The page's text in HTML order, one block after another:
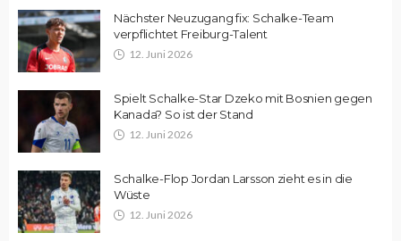
Nächster Neuzugang fix: Schalke-Team
verpflichtet Freiburg-Talent
12. Juni 2026
Spielt Schalke-Star Dzeko mit Bosnien gegen
Kanada? So ist der Stand
12. Juni 2026
Schalke-Flop Jordan Larsson zieht es in die
Wüste
12. Juni 2026